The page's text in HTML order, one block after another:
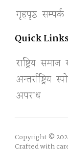
गृहपृष्ठ सम्पर्क
Quick
राष्ट्रिय समाज
अन्तर्राष्ट्रिय
अपराध
Copyright ©
Crafted with